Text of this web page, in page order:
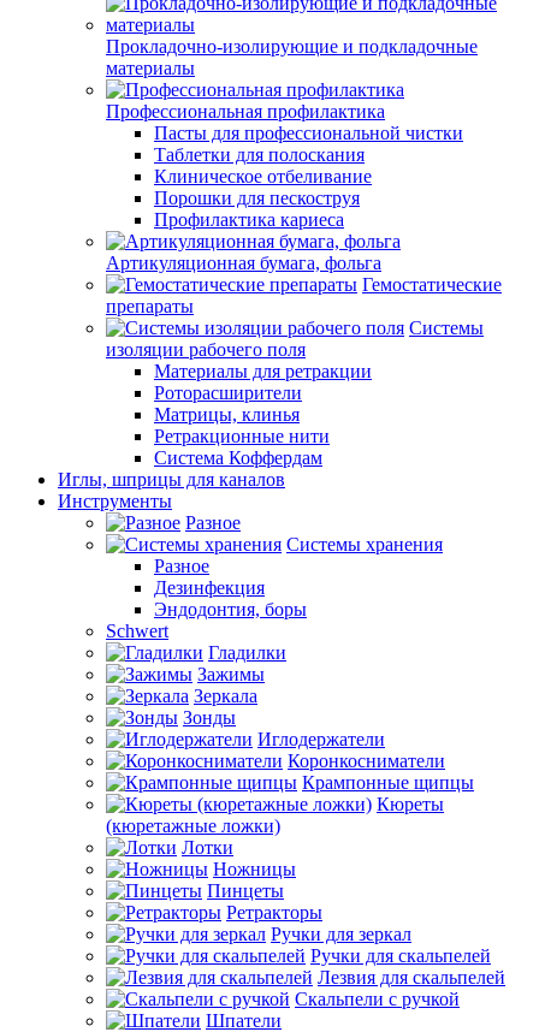
Прокладочно-изолирующие и подкладочные
материалы
Профессиональная профилактика
Пасты для профессиональной чистки
Таблетки для полоскания
Клиническое отбеливание
Порошки для пескоструя
Профилактика кариеса
Артикуляционная бумага, фольга
Гемостатические
препараты
Системы
изоляции рабочего поля
Материалы для ретракции
Роторасширители
Матрицы, клинья
Ретракционные нити
Система Коффердам
Иглы, шприцы для каналов
Инструменты
Разное
Системы хранения
Разное
Дезинфекция
Эндодонтия, боры
Schwert
Гладилки
Зажимы
Зеркала
Зонды
Иглодержатели
Коронкосниматели
Крампонные щипцы
Кюреты
(кюретажные ложки)
Лотки
Ножницы
Пинцеты
Ретракторы
Ручки для зеркал
Ручки для скальпелей
Лезвия для скальпелей
Скальпели с ручкой
Шпатели